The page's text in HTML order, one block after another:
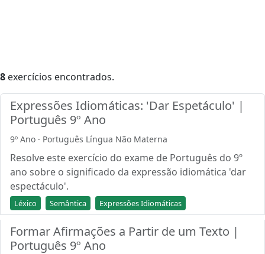
8 exercícios encontrados.
Expressões Idiomáticas: 'Dar Espetáculo' |
Português 9º Ano
9º Ano · Português Língua Não Materna
Resolve este exercício do exame de Português do 9º
ano sobre o significado da expressão idiomática 'dar
espectáculo'.
Léxico Semântica Expressões Idiomáticas
Formar Afirmações a Partir de um Texto |
Português 9º Ano